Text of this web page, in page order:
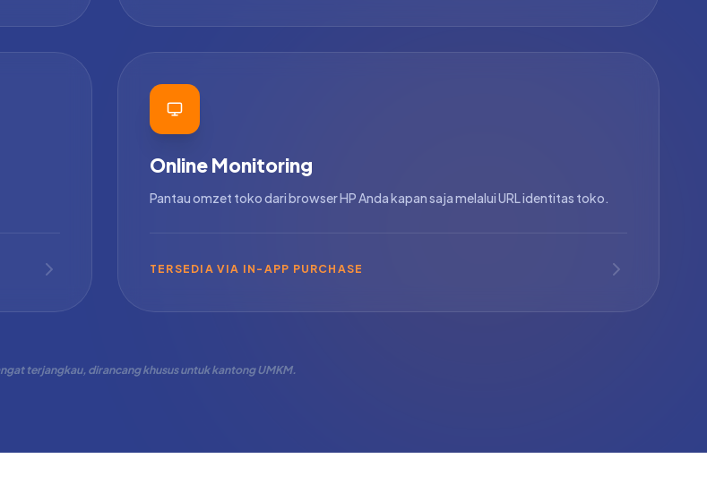
Online Monitoring
Pantau omzet toko dari browser HP Anda kapan saja melalui URL identitas toko.
TERSEDIA VIA IN-APP PURCHASE
terjangkau, dirancang khusus untuk kantong UMKM.